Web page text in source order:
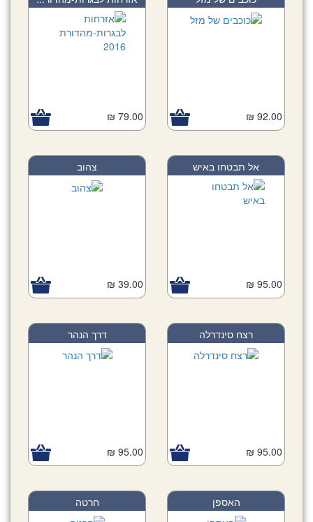
92.00 ₪
79.00 ₪
אל תבטחו באיש
95.00 ₪
צהוב
39.00 ₪
רצח סינדרלה
95.00 ₪
דרך הנהר
95.00 ₪
האספן חרטה